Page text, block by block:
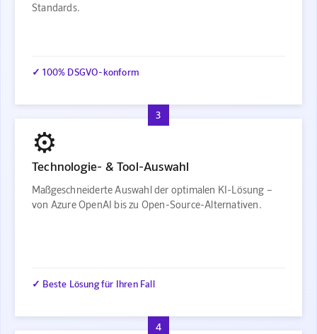
Standards.
✓ 100% DSGVO-konform
3
⚙️
Technologie- & Tool-Auswahl
Maßgeschneiderte Auswahl der optimalen KI-Lösung –
von Azure OpenAI bis zu Open-Source-Alternativen.
✓ Beste Lösung für Ihren Fall
4